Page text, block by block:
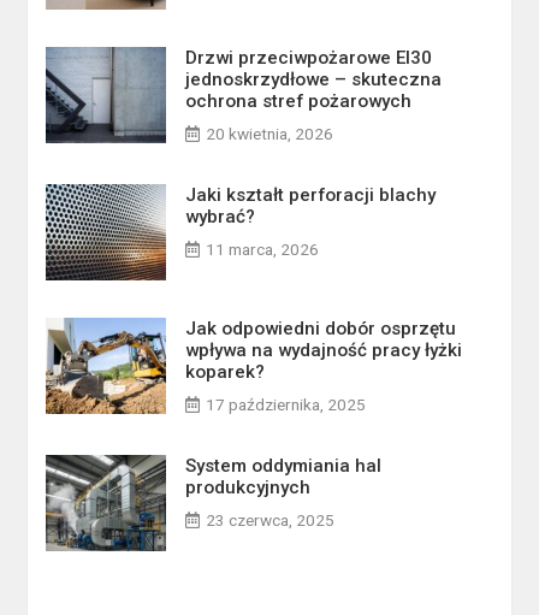
Drzwi przeciwpożarowe EI30
jednoskrzydłowe – skuteczna
ochrona stref pożarowych
20 kwietnia, 2026
Jaki kształt perforacji blachy
wybrać?
11 marca, 2026
Jak odpowiedni dobór osprzętu
wpływa na wydajność pracy łyżki
koparek?
17 października, 2025
System oddymiania hal
produkcyjnych
23 czerwca, 2025